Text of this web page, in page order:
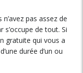
pas assez de
de tout. Si
gratuite qui vous a
durée d’un ou